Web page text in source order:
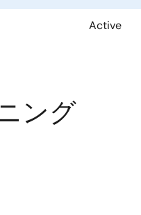
Active
ング